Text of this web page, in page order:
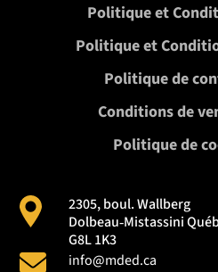
2305, boul. Wallberg
Dolbeau‑Mistassini
G8L 1K3
Politique et
Politique et
Politique de
Conditions de
Politique de
info@mded.ca